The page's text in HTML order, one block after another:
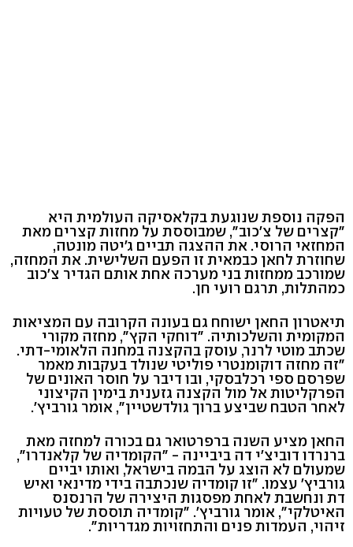
הפקה נוספת שנוגעת בקלאסיקה העולמית היא
"קצרים של צ'כוב", שמבוססת על מחזות קצרים מאת
המחזאי הרוסי. את ההצגה תביים ג'יטה מונטה,
שחוזרת לחאן כבמאית זו הפעם השלישית. את המחזה,
שמורכב ממחזות בני מערכה אחת אותם הגדיר צ'כוב
כמהתלות, תרגם רועי חן.
תיאטרון החאן ישוחח גם בעונה הקרובה עם המציאות
המקומית והשלכותיה. "דוחקי הקץ", מחזה מקורי
שכתב מוטי לרנר, עוסק בהקצנה במחנה הלאומי-דתי.
"זה מחזה דוקומנטרי פוליטי שנולד בעקבות מאמר
שפרסם ספי רכלבסקי, ובו דיבר על חוסר האונים של
הפרקליטות אל מול הקצנה גזענית בימין הקיצוני
לאחר הטבח שביצע ברוך גולדשטיין", אומר גורביץ'.
החאן מציע השנה ברפרטואר גם בכורה למחזה מאת
ברנרדו דוביצ'י דה ביביינה - "הקומדיה של קלאנדרו",
שמעולם לא הוצג על הבמה בישראל, ואותו יביים
גורביץ' עצמו. "זו קומדיה שנכתבה בידי מדינאי ואיש
דת ונחשבת לאחת מפסגות היצירה של הרנסנס
האיטלקי", אומר גורביץ'. "קומדיה תוססת של טעויות
זיהוי, העמדות פנים והתחזויות מגדריות".